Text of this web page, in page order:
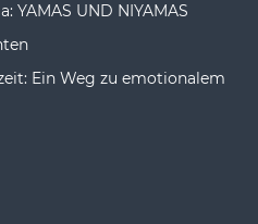
YAMAS UND NIYAMAS
Ein Weg zu emotionalem